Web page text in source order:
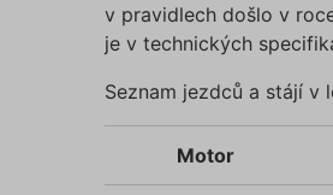
v pravidlech došlo v
je v technických
Seznam jezdců a stájí v
Motor